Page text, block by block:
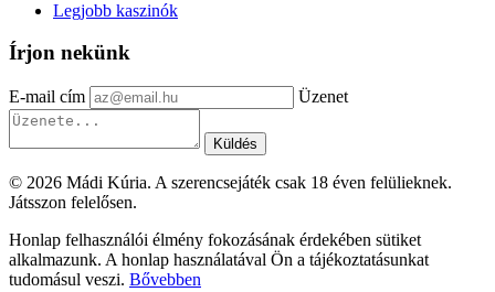
Legjobb kaszinók
Írjon nekünk
E-mail cím Üzenet
Küldés
© 2026 Mádi Kúria. A szerencsejáték csak 18 éven felülieknek.
Játsszon felelősen.
Honlap felhasználói élmény fokozásának érdekében sütiket
alkalmazunk. A honlap használatával Ön a tájékoztatásunkat
tudomásul veszi. Bővebben